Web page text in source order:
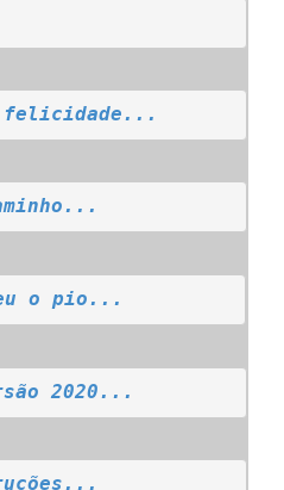
felicidade...
o pio...
2020...